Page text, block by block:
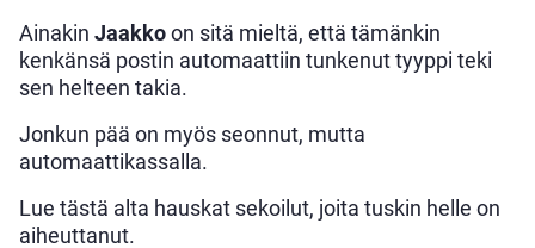
Ainakin Jaakkoon sitä mieltä, että tämänkin
kenkänsä postin automaattiin tunkenut tyyppi teki
sen helteen takia.
Jonkun pää on myös seonnut, mutta
automaattikassalla.
Lue tästä alta hauskat sekoilut, joita tuskin helle on
aiheuttanut.